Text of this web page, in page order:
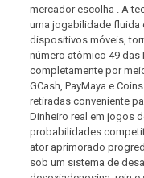
mercador escolha . A
uma jogabilidade fluida
dispositivos móveis,
número atômico 49 das
completamente por
GCash, PayMaya e
retiradas conveniente
Dinheiro real em jogos
probabilidades
ator aprimorado
sob um sistema de